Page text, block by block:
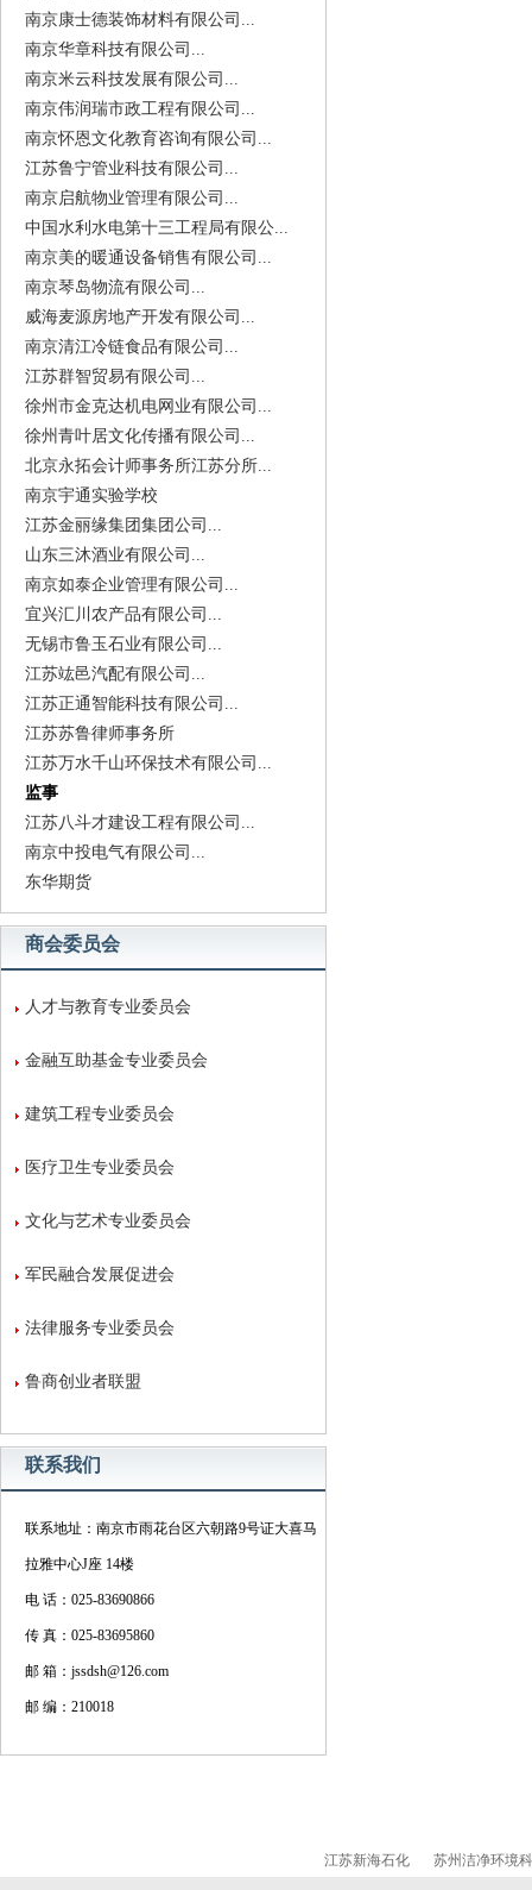
南京康士德装饰材料有限公司...
南京华章科技有限公司...
南京米云科技发展有限公司...
南京伟润瑞市政工程有限公司...
南京怀恩文化教育咨询有限公司...
江苏鲁宁管业科技有限公司...
南京启航物业管理有限公司...
中国水利水电第十三工程局有限公...
南京美的暖通设备销售有限公司...
南京琴岛物流有限公司...
威海麦源房地产开发有限公司...
南京清江冷链食品有限公司...
江苏群智贸易有限公司...
徐州市金克达机电网业有限公司...
徐州青叶居文化传播有限公司...
北京永拓会计师事务所江苏分所...
南京宇通实验学校
江苏金丽缘集团集团公司...
山东三沐酒业有限公司...
南京如泰企业管理有限公司...
宜兴汇川农产品有限公司...
无锡市鲁玉石业有限公司...
江苏竑邑汽配有限公司...
江苏正通智能科技有限公司...
江苏苏鲁律师事务所
江苏万水千山环保技术有限公司...
监事
江苏八斗才建设工程有限公司...
南京中投电气有限公司...
东华期货
商会委员会
人才与教育专业委员会
金融互助基金专业委员会
建筑工程专业委员会
医疗卫生专业委员会
文化与艺术专业委员会
军民融合发展促进会
法律服务专业委员会
鲁商创业者联盟
联系我们
联系地址：南京市雨花台区六朝路9号证大喜马
拉雅中心J座 14楼
电 话：025-83690866
传 真：025-83695860
邮 箱：jssdsh@126.com
邮 编：210018
江苏新海石化 苏州洁净环境